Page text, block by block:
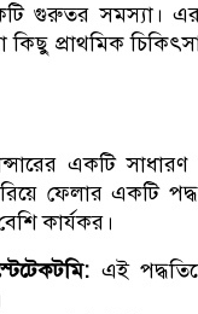
গুরুতর সমস্যা।
কিছু প্রাথমিক
একটি
ফেলার একটি
কার্যকর।
এই